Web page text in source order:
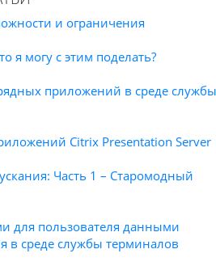
и ограничения
я могу с этим поделать?
приложений в среде службы
Citrix Presentation Server
Часть 1 – Старомодный
для пользователя данными
в среде службы терминалов